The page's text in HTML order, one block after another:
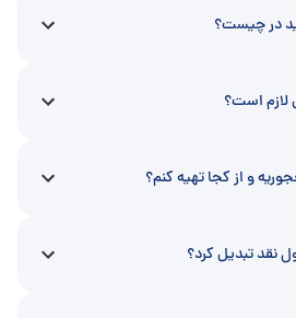
در چیست؟
لازم است؟
و از کجا تهیه کنم؟
نقد تبدیل کرد؟